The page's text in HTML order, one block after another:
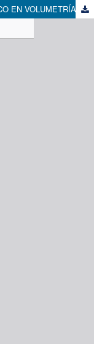
DIFICULTADES EN EL CÁLCULO ANALÍTICO EN VOLUMETRÍAS DE OXIDACIÓN-REDUCCIÓN